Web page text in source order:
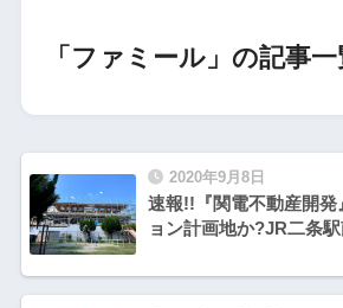
「ファミール」の記事
2020年9月8日
速報!!『関電不動産開発
ョン計画地か?JR二条駅